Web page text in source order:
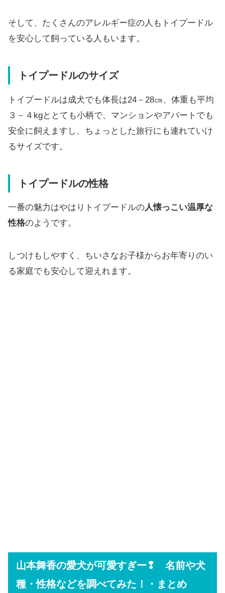
そして、たくさんのアレルギー症の人もトイプードル
を安心して飼っている人もいます。
トイプードルのサイズ
トイプードルは成犬でも体長は24－28㎝、体重も平均
３－４kgととても小柄で、マンションやアパートでも
安全に飼えますし、ちょっとした旅行にも連れていけ
るサイズです。
トイプードルの性格
一番の魅力はやはりトイプードルの人懐っこい温厚な
性格のようです。
しつけもしやすく、ちいさなお子様からお年寄りのい
る家庭でも安心して迎えれます。
山本舞香の愛犬が可愛すぎー❢ 名前や犬
種・性格などを調べてみた！・まとめ